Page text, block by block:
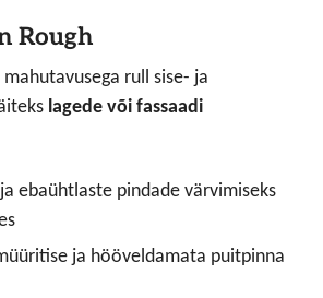
Rough
rull sise- ja
lagede või fassaadi
ebaühtlaste pindade värvimiseks
ja hööveldamata puitpinna